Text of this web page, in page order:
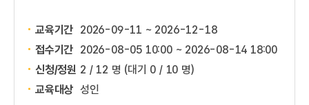
교육기간 2026-09-11 ~ 2026-12-18
접수기간 2026-08-05 10:00 ~ 2026-08-14 18:00
신청/정원 2 / 12 명 (대기 0 / 10 명)
교육대상 성인